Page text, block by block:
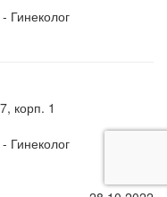
Гинеколог
корп. 1
Гинеколог